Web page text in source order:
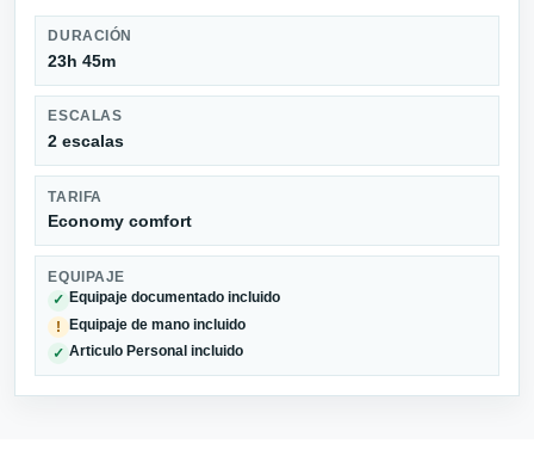
DURACIÓN
23h 45m
ESCALAS
2 escalas
TARIFA
Economy comfort
EQUIPAJE
✓ Equipaje documentado incluido
! Equipaje de mano incluido
✓ Articulo Personal incluido